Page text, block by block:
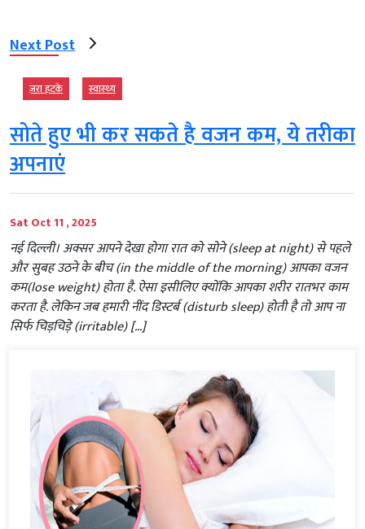
Next Post
ज़रा हटके स्‍वास्‍थ्‍य
सोते हुए भी कर सकते है वजन कम, ये तरीका
अपनाएं
Sat Oct 11 , 2025
नई दिल्ली। अक्सर आपने देखा होगा रात को सोने (sleep at night) से पहले
और सुबह उठने के बीच (in the middle of the morning) आपका वजन
कम(lose weight) होता है. ऐसा इसीलिए क्योंकि आपका शरीर रातभर काम
करता है. लेकिन जब हमारी नींद डिस्टर्ब (disturb sleep) होती है तो आप ना
सिर्फ चिड़चिड़े (irritable) […]